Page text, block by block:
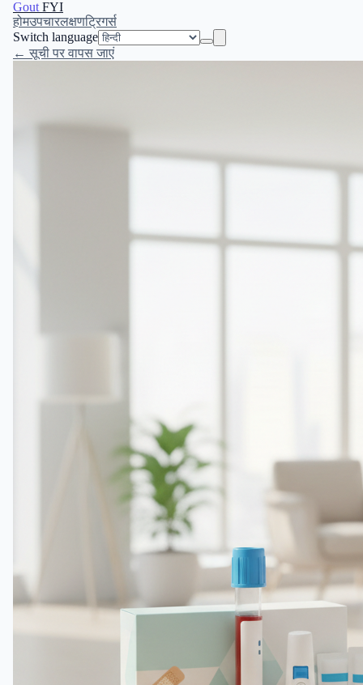
Gout FYI
होमउपचारलक्षणट्रिगर्स
Switch language
← सूची पर वापस जाएं